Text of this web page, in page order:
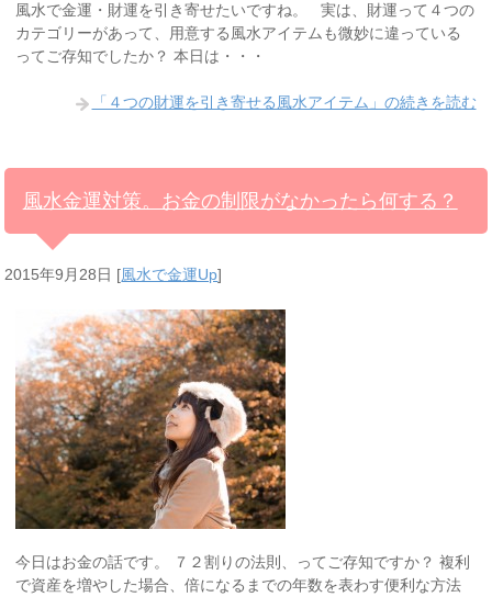
風水で金運・財運を引き寄せたいですね。 実は、財運って４つの
カテゴリーがあって、用意する風水アイテムも微妙に違っている
ってご存知でしたか？ 本日は・・・
「４つの財運を引き寄せる風水アイテム」の続きを読む
風水金運対策。お金の制限がなかったら何する？
2015年9月28日 [風水で金運Up]
今日はお金の話です。 ７２割りの法則、ってご存知ですか？ 複利
で資産を増やした場合、倍になるまでの年数を表わす便利な方法